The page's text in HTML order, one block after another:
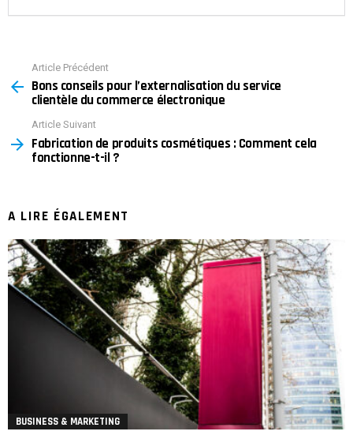
more
Article Précédent
Bons conseils pour l’externalisation du service
clientèle du commerce électronique
Article Suivant
Fabrication de produits cosmétiques : Comment cela
fonctionne-t-il ?
A LIRE ÉGALEMENT
BUSINESS & MARKETING